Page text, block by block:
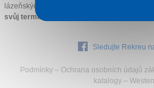
lázeňských domů a prožijte zde relax zdraví
svůj termín, kapacity jsou omezené.
Sledujte Rekreu
Podmínky – Ochrana osobních údajů
katalogy –